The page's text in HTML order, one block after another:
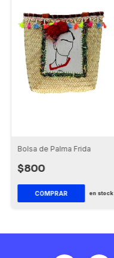
Bolsa de Palma Frida
$800
en stock